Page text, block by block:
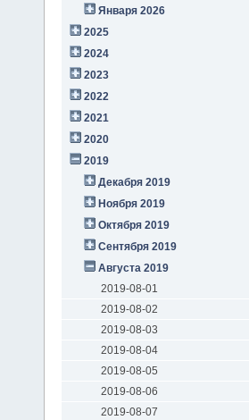
Января 2026
2025
2024
2023
2022
2021
2020
2019
Декабря 2019
Ноября 2019
Октября 2019
Сентября 2019
Августа 2019
2019-08-01
2019-08-02
2019-08-03
2019-08-04
2019-08-05
2019-08-06
2019-08-07